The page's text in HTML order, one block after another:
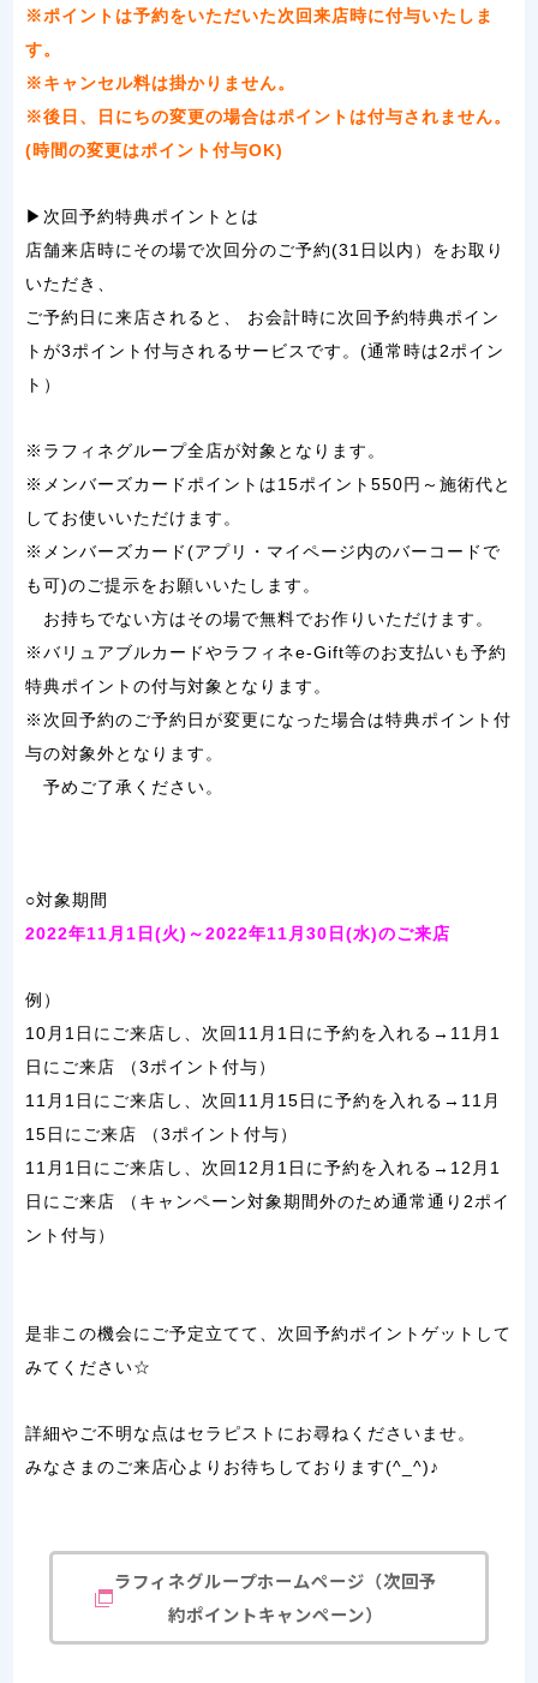
※ポイントは予約をいただいた次回来店時に付与いたしま
す。
※キャンセル料は掛かりません。
※後日、日にちの変更の場合はポイントは付与されません。
(時間の変更はポイント付与OK)
▶次回予約特典ポイントとは
店舗来店時にその場で次回分のご予約(31日以内）をお取り
いただき、
ご予約日に来店されると、 お会計時に次回予約特典ポイン
トが3ポイント付与されるサービスです。(通常時は2ポイン
ト）
※ラフィネグループ全店が対象となります。
※メンバーズカードポイントは15ポイント550円～施術代と
してお使いいただけます。
※メンバーズカード(アプリ・マイページ内のバーコードで
も可)のご提示をお願いいたします。
お持ちでない方はその場で無料でお作りいただけます。
※バリュアブルカードやラフィネe-Gift等のお支払いも予約
特典ポイントの付与対象となります。
※次回予約のご予約日が変更になった場合は特典ポイント付
与の対象外となります。
予めご了承ください。
○対象期間
2022年11月1日(火)～2022年11月30日(水)のご来店
例）
10月1日にご来店し、次回11月1日に予約を入れる→11月1
日にご来店
（3ポイント付与）
11月1日にご来店し、次回11月15日に予約を入れる→11月
15日にご来店
（3ポイント付与）
11月1日にご来店し、次回12月1日に予約を入れる→12月1
日にご来店
（キャンペーン対象期間外のため通常通り2ポイ
ント付与）
是非この機会にご予定立てて、次回予約ポイントゲットして
みてください☆
詳細やご不明な点はセラピストにお尋ねくださいませ。
みなさまのご来店心よりお待ちしております(^_^)♪
ラフィネグループホームページ（次回予
約ポイントキャンペーン）